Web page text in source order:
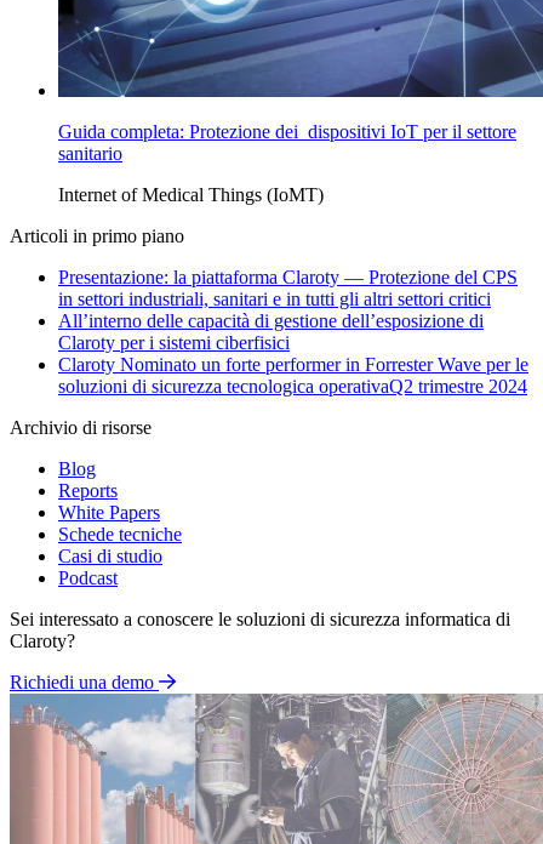
Guida completa: Protezione dei dispositivi IoT per il settore
sanitario
Internet of Medical Things (IoMT)
Articoli in primo piano
Presentazione: la piattaforma Claroty — Protezione del CPS
in settori industriali, sanitari e in tutti gli altri settori critici
All’interno delle capacità di gestione dell’esposizione di
Claroty per i sistemi ciberfisici
Claroty Nominato un forte performer in Forrester Wave per le
soluzioni di sicurezza tecnologica operativaQ2 trimestre 2024
Archivio di risorse
Blog
Reports
White Papers
Schede tecniche
Casi di studio
Podcast
Sei interessato a conoscere le soluzioni di sicurezza informatica di
Claroty?
Richiedi una demo